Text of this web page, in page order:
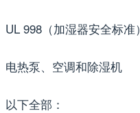
UL 998（加湿器安全标准）
电热泵、空调和除湿机
以下全部：